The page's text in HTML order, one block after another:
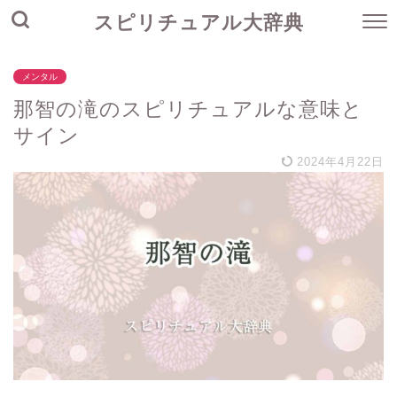
スピリチュアル大辞典
メンタル
那智の滝のスピリチュアルな意味と
サイン
2024年4月22日